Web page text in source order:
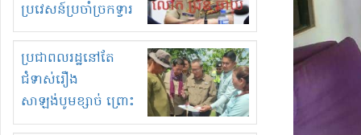
ប្រវេសន៍ប្រចាំច្រកទ្វារ
ព្រំដែនភ្នំឌិន និងឈ្មួញ
មួយចំនួនទៀត
កំពង់តែគុបគិតគ្នា
ធ្វើសកម្មភាពរកស៊ីនិង
ស្តុកទំនិញគេចពន្ធ?
ប្រជាពលរដ្ឋនៅតែ
ជំទាស់រឿង
សាឡង់បូមខ្សាច់ ព្រោះ
ខ្លាចបាក់ច្រាំងទៀត!